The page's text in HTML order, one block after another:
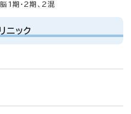
1期・2期、2混
ニック